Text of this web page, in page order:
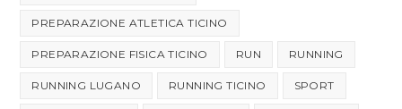
PREPARAZIONE ATLETICA TICINO
PREPARAZIONE FISICA TICINO RUN RUNNING
RUNNING LUGANO RUNNING TICINO SPORT